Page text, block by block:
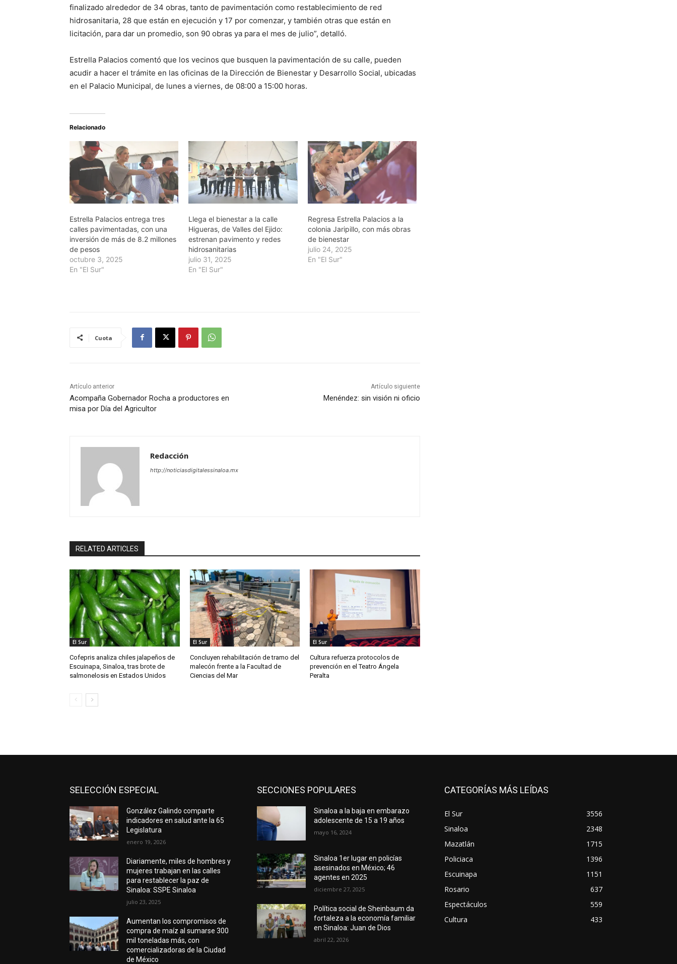
finalizado alrededor de 34 obras, tanto de pavimentación como restablecimiento de red
hidrosanitaria, 28 que están en ejecución y 17 por comenzar, y también otras que están en
licitación, para dar un promedio, son 90 obras ya para el mes de julio”, detalló.
Estrella Palacios comentó que los vecinos que busquen la pavimentación de su calle, pueden
acudir a hacer el trámite en las oficinas de la Dirección de Bienestar y Desarrollo Social, ubicadas
en el Palacio Municipal, de lunes a viernes, de 08:00 a 15:00 horas.
Relacionado
Estrella Palacios entrega tres
calles pavimentadas, con una
inversión de más de 8.2 millones
de pesos
octubre 3, 2025
En "El Sur"
Llega el bienestar a la calle
Higueras, de Valles del Ejido:
estrenan pavimento y redes
hidrosanitarias
julio 31, 2025
En "El Sur"
Regresa Estrella Palacios a la
colonia Jaripillo, con más obras
de bienestar
julio 24, 2025
En "El Sur"
Cuota
Artículo anterior
Acompaña Gobernador Rocha a productores en
misa por Día del Agricultor
Artículo siguiente
Menéndez: sin visión ni oficio
Redacción
http://noticiasdigitalessinaloa.mx
RELATED ARTICLES
El Sur
Cofepris analiza chiles jalapeños de
Escuinapa, Sinaloa, tras brote de
salmonelosis en Estados Unidos
El Sur
Concluyen rehabilitación de tramo del
malecón frente a la Facultad de
Ciencias del Mar
El Sur
Cultura refuerza protocolos de
prevención en el Teatro Ángela
Peralta
SELECCIÓN ESPECIAL
González Galindo comparte
indicadores en salud ante la 65
Legislatura
enero 19, 2026
Diariamente, miles de hombres y
mujeres trabajan en las calles
para restablecer la paz de
Sinaloa: SSPE Sinaloa
julio 23, 2025
Aumentan los compromisos de
compra de maíz al sumarse 300
mil toneladas más, con
comercializadoras de la Ciudad
de México
SECCIONES POPULARES
Sinaloa a la baja en embarazo
adolescente de 15 a 19 años
mayo 16, 2024
Sinaloa 1er lugar en policías
asesinados en México; 46
agentes en 2025
diciembre 27, 2025
Política social de Sheinbaum da
fortaleza a la economía familiar
en Sinaloa: Juan de Dios
abril 22, 2026
CATEGORÍAS MÁS LEÍDAS
El Sur
3556
Sinaloa
2348
Mazatlán
1715
Policiaca
1396
Escuinapa
1151
Rosario
637
Espectáculos
559
Cultura
433